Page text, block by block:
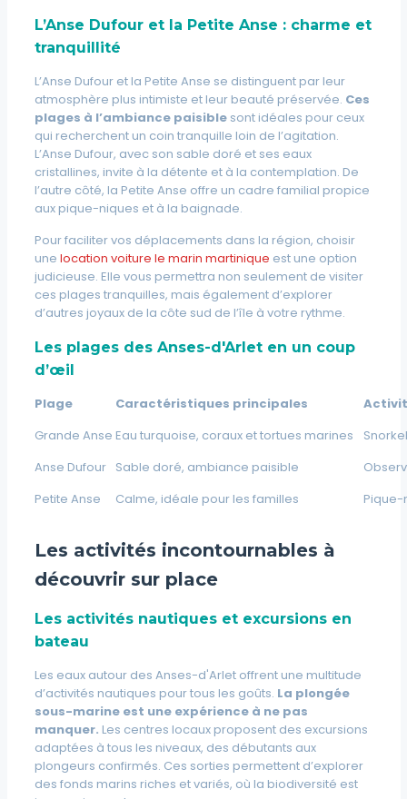
L’Anse Dufour et la Petite Anse : charme et
tranquillité
L’Anse Dufour et la Petite Anse se distinguent par leur
atmosphère plus intimiste et leur beauté préservée. Ces
plages à l’ambiance paisiblesont idéales pour ceux
qui recherchent un coin tranquille loin de l’agitation.
L’Anse Dufour, avec son sable doré et ses eaux
cristallines, invite à la détente et à la contemplation. De
l’autre côté, la Petite Anse offre un cadre familial propice
aux pique-niques et à la baignade.
Pour faciliter vos déplacements dans la région, choisir
une location voiture le marin martinique est une option
judicieuse. Elle vous permettra non seulement de visiter
ces plages tranquilles, mais également d’explorer
d’autres joyaux de la côte sud de l’île à votre rythme.
Les plages des Anses-d'Arlet en un coup
d’œil
Plage
Caractéristiques principales
Grande Anse Eau turquoise, coraux et tortues marines
Anse Dufour
Sable doré, ambiance paisible
Petite Anse
Calme, idéale pour les familles
Les activités incontournables à
découvrir sur place
Les activités nautiques et excursions en
bateau
Les eaux autour des Anses-d'Arlet offrent une multitude
d’activités nautiques pour tous les goûts. La plongée
sous-marine est une expérience à ne pas
manquer. Les centres locaux proposent des excursions
adaptées à tous les niveaux, des débutants aux
plongeurs confirmés. Ces sorties permettent d’explorer
des fonds marins riches et variés, où la biodiversité est